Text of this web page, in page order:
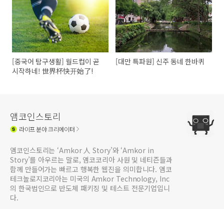
[중국어 탐구생활] 월드컵이 곧
시작하네! 世界杯快开始了!
[대만 특파원] 신주 동네 한바퀴
앰코인스토리
라이프분야 크리에이터
앰코인스토리는 ‘Amkor 人 Story’와 ‘Amkor in
Story’를 아우르는 말로, 앰코코리아 사원 및 네티즌들과
함께 만들어가는 빠르고 행복한 웹진을 의미합니다. 앰코
테크놀로지코리아는 미국의 Amkor Technology, Inc
의 한국법인으로 반도체 패키징 및 테스트 전문기업입니
다.